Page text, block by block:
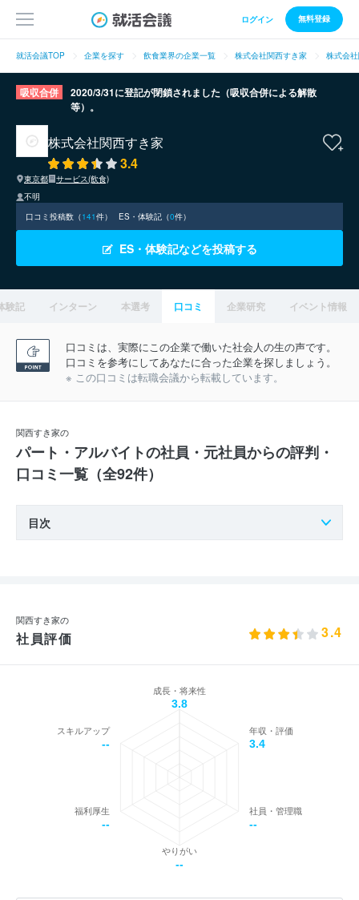
ログイン 無料登録
就活会議TOP 企業を探す 飲食業界の企業一覧 株式会社関西すき家 株式会
吸収合併
2020/3/31に登記が閉鎖されました（吸収合併による解散
等）。
株式会社関西すき家
3.4
東京都
サービス(飲食)
不明
口コミ投稿数（141件） ES・体験記（0件）
ES・体験記などを投稿する
験記 インターン 本選考 口コミ 企業研究 イベント情報
口コミは、実際にこの企業で働いた社会人の生の声です。
口コミを参考にしてあなたに合った企業を探しましょう。
※ この口コミは転職会議から転載しています。
関西すき家の
パート・アルバイトの社員・元社員からの評判・
口コミ一覧（全92件）
目次
関西すき家の
社員評価 3.4
成長・将来性
3.8
年収・評価
3.4
社員・管理職
--
やりがい
--
福利厚生
--
スキルアップ
--